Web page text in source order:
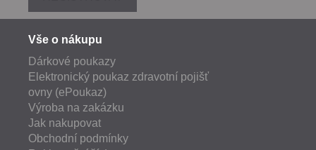
Vše o nákupu
Dárkové poukazy
Elektronický poukaz zdravotní pojišť
ovny (ePoukaz)
Výroba na zakázku
Jak nakupovat
Obchodní podmínky